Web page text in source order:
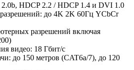
HDCP 2.2 / HDCP 1.4 и DVI 1.0
до 4K 2K 60Гц YCbCr
разрешений включая
видео: 18 Гбит/с
до 150 метров (CAT6a/7), до 120